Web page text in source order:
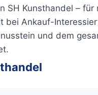
SH Kunsthandel – für
bei Ankauf-
und dem